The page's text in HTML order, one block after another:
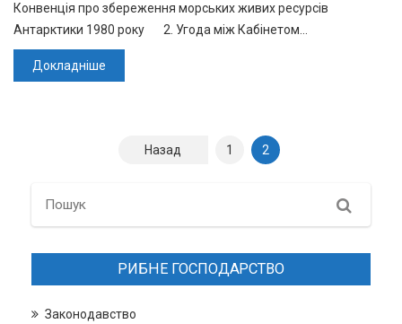
Конвенція про збереження морських живих ресурсів
Антарктики 1980 року 2. Угода між Кабінетом…
Докладніше
Назад 1 2
Search
РИБНЕ ГОСПОДАРСТВО
Законодавство